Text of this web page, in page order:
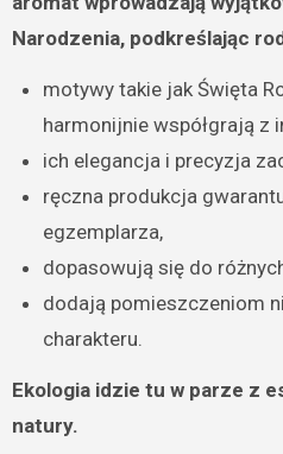
Narodzenia, podkreślając
motywy takie jak Święta
harmonijnie współgrają z
ich elegancja i precyzja
ręczna produkcja
egzemplarza,
dopasowują się do
dodają pomieszczeniom
charakteru.
Ekologia idzie tu w parze z
natury.